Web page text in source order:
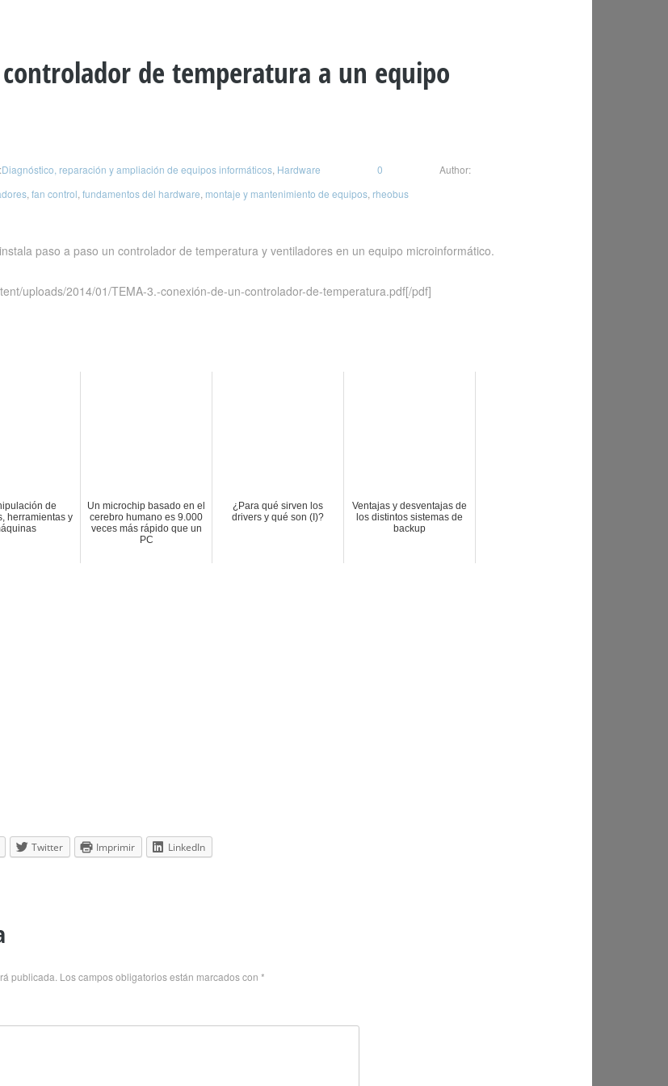
de temperatura a un equipo
Diagnóstico, reparación y ampliación de equipos informáticos Hardware 0
Author:
fan control fundamentos del hardware montaje y mantenimiento de equipos rheobus
paso a paso un controlador de temperatura y ventiladores en un equipo microinformático.
uploads/2014/01/TEMA-3.-conexión-de-un-controlador-de-temperatura.pdf[/pdf]
de
herramientas y
Un microchip basado en el
cerebro humano es 9.000
veces más rápido que un
PC
¿Para qué sirven los
drivers y qué son (I)?
Ventajas y desventajas de
los distintos sistemas de
backup
Twitter Imprimir LinkedIn
publicada. Los campos obligatorios están marcados con *